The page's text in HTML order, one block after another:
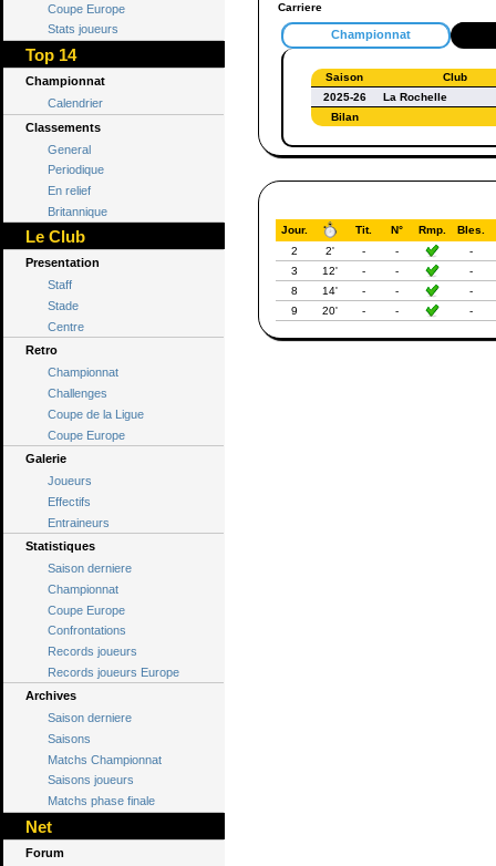
Coupe Europe
Stats joueurs
Top 14
Championnat
Calendrier
Classements
General
Periodique
En relief
Britannique
Le Club
Presentation
Staff
Stade
Centre
Retro
Championnat
Challenges
Coupe de la Ligue
Coupe Europe
Galerie
Joueurs
Effectifs
Entraineurs
Statistiques
Saison derniere
Championnat
Coupe Europe
Confrontations
Records joueurs
Records joueurs Europe
Archives
Saison derniere
Saisons
Matchs Championnat
Saisons joueurs
Matchs phase finale
Net
Forum
Carriere
Championnat
Saison
Club
2025-26
La Rochelle
Bilan
Jour. Tit. N° Rmp.
Bles.
2
2' - -
-
3
12' - -
-
8
14' - -
-
9
20' - - -